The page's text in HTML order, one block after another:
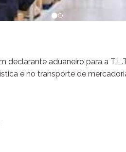
declarante aduaneiro para a
e no transporte de